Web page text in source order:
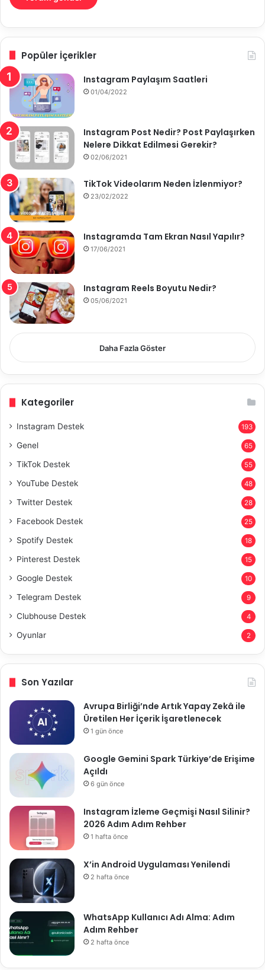
Popüler İçerikler
Instagram Paylaşım Saatleri
01/04/2022
Instagram Post Nedir? Post Paylaşırken
Nelere Dikkat Edilmesi Gerekir?
02/06/2021
TikTok Videolarım Neden İzlenmiyor?
23/02/2022
Instagramda Tam Ekran Nasıl Yapılır?
17/06/2021
Instagram Reels Boyutu Nedir?
05/06/2021
Daha Fazla Göster
Kategoriler
Instagram Destek 193
Genel 65
TikTok Destek 55
YouTube Destek 48
Twitter Destek 28
Facebook Destek 25
Spotify Destek 18
Pinterest Destek 15
Google Destek 10
Telegram Destek 9
Clubhouse Destek 4
Oyunlar 2
Son Yazılar
Avrupa Birliği’nde Artık Yapay Zekâ ile
Üretilen Her İçerik İşaretlenecek
1 gün önce
Google Gemini Spark Türkiye’de Erişime
Açıldı
6 gün önce
Instagram İzleme Geçmişi Nasıl Silinir?
2026 Adım Adım Rehber
1 hafta önce
X’in Android Uygulaması Yenilendi
2 hafta önce
WhatsApp Kullanıcı Adı Alma: Adım
Adım Rehber
2 hafta önce